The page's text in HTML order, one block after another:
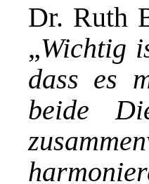
Dr. Ruth
„Wichtig
dass es
beide